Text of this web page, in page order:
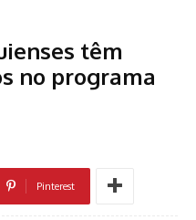
têm
no programa
Pinterest